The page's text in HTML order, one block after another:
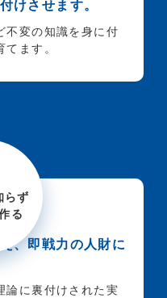
けさせます。
不変の知識を身に付
ます。
らず
る
、即戦力の人財に
論に裏付けされた実